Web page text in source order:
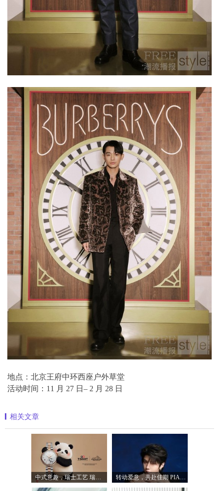
地点：北京王府中环西座户外草堂
活动时间：11 月 27 日– 2 月 28 日
相关文章
中式意趣，瑞士工艺 瑞士天梭表携手国宝 转动爱意，共赴佳期 PIAGET伯爵礼献七夕